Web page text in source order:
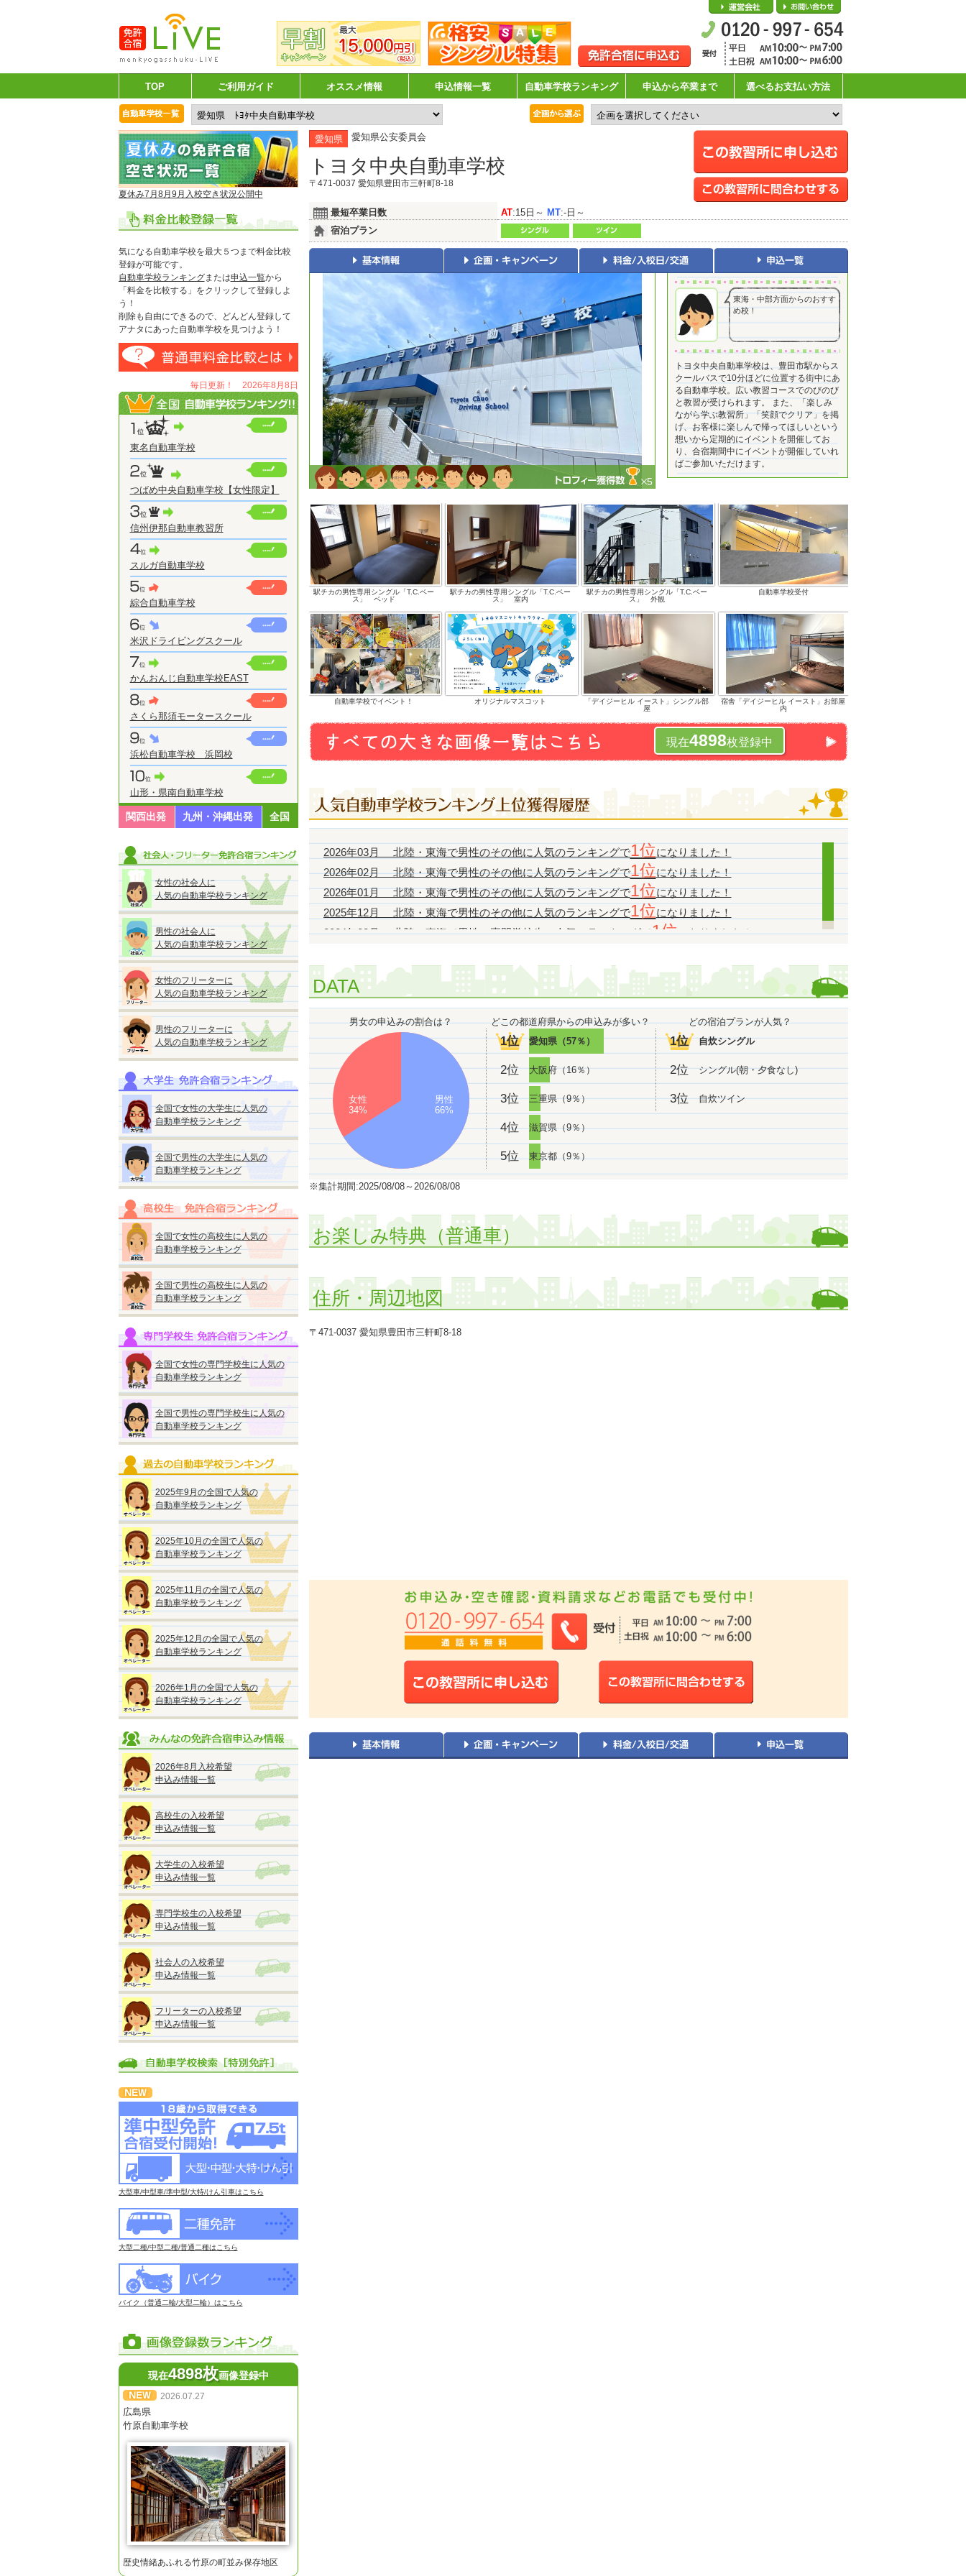
会社概要
TOP ご利用ガイド オススメ情報 申込情報一覧 自動車学校ランキング 申込から卒業まで 選べるお支払い方法
夏休み7月8月9月入校空き状況公開中
気になる自動車学校を最大５つまで料金比較
登録が可能です。
自動車学校ランキングまたは申込一覧から
「料金を比較する」をクリックして登録しよ
う！
削除も自由にできるので、どんどん登録して
アナタにあった自動車学校を見つけよう！
毎日更新！ 2026年8月8日
東名自動車学校
つばめ中央自動車学校【女性限定】
信州伊那自動車教習所
スルガ自動車学校
綜合自動車学校
米沢ドライビングスクール
かんおんじ自動車学校EAST
さくら那須モータースクール
浜松自動車学校 浜岡校
山形・県南自動車学校
関西出発 九州・沖縄出発 全国
女性の社会人に
人気の自動車学校ランキング
男性の社会人に
人気の自動車学校ランキング
女性のフリーターに
人気の自動車学校ランキング
男性のフリーターに
人気の自動車学校ランキング
全国で女性の大学生に人気の
自動車学校ランキング
全国で男性の大学生に人気の
自動車学校ランキング
全国で女性の高校生に人気の
自動車学校ランキング
全国で男性の高校生に人気の
自動車学校ランキング
全国で女性の専門学校生に人気の
自動車学校ランキング
全国で男性の専門学校生に人気の
自動車学校ランキング
2025年9月の全国で人気の
自動車学校ランキング
2025年10月の全国で人気の
自動車学校ランキング
2025年11月の全国で人気の
自動車学校ランキング
2025年12月の全国で人気の
自動車学校ランキング
2026年1月の全国で人気の
自動車学校ランキング
2026年8月入校希望
申込み情報一覧
高校生の入校希望
申込み情報一覧
大学生の入校希望
申込み情報一覧
専門学校生の入校希望
申込み情報一覧
社会人の入校希望
申込み情報一覧
フリーターの入校希望
申込み情報一覧
大型車/中型車/準中型/大特/けん引車はこちら
大型二種/中型二種/普通二種はこちら
バイク（普通二輪/大型二輪）はこちら
現在4898枚画像登録中
2026.07.27
広島県
竹原自動車学校
歴史情緒あふれる竹原の町並み保存地区
愛知県 愛知県公安委員会
トヨタ中央自動車学校
〒471-0037 愛知県豊田市三軒町8-18
最短卒業日数 AT:15日～ MT:-日～
宿泊プラン
5
東海・中部方面からのおすす
め校！
トヨタ中央自動車学校は、豊田市駅からス
クールバスで10分ほどに位置する街中にあ
る自動車学校。広い教習コースでのびのび
と教習が受けられます。 また、「楽しみ
ながら学ぶ教習所」「笑顔でクリア」を掲
げ、お客様に楽しんで帰ってほしいという
想いから定期的にイベントを開催してお
り、合宿期間中にイベントが開催していれ
ばご参加いただけます。
駅チカの男性専用シングル「T.C.ベー
ス」 ベッド
駅チカの男性専用シングル「T.C.ベー
ス」 室内
駅チカの男性専用シングル「T.C.ベー
ス」 外観
自動車学校受付
自動車学校でイベント！ オリジナルマスコット
「デイジーヒル イースト」シングル部
屋
宿舎「デイジーヒル イースト」お部屋
内
現在4898枚登録中
2026年03月 北陸・東海で男性のその他に人気のランキングで1位になりました！
2026年02月 北陸・東海で男性のその他に人気のランキングで1位になりました！
2026年01月 北陸・東海で男性のその他に人気のランキングで1位になりました！
2025年12月 北陸・東海で男性のその他に人気のランキングで1位になりました！
2024年03月 北陸・東海で男性の専門学校生に人気のランキングで1位になりました！
DATA
男女の申込みの割合は？
男性
66%
女性
34%
どこの都道府県からの申込みが多い？
1位 愛知県（57％）
2位 大阪府（16％）
3位 三重県（9％）
4位 滋賀県（9％）
5位 東京都（9％）
どの宿泊プランが人気？
1位 自炊シングル
2位 シングル(朝・夕食なし)
3位 自炊ツイン
※集計期間:2025/08/08～2026/08/08
お楽しみ特典（普通車）
住所・周辺地図
〒471-0037 愛知県豊田市三軒町8-18